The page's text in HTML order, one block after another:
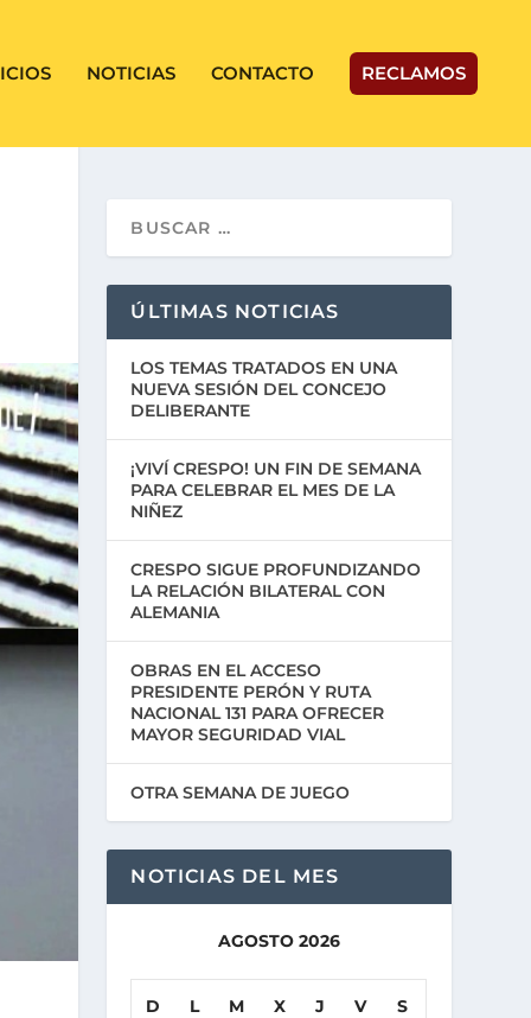
NOTICIAS CONTACTO RECLAMOS
ÚLTIMAS NOTICIAS
LOS TEMAS TRATADOS EN UNA
NUEVA SESIÓN DEL CONCEJO
DELIBERANTE
¡VIVÍ CRESPO! UN FIN DE SEMANA
PARA CELEBRAR EL MES DE LA
NIÑEZ
CRESPO SIGUE PROFUNDIZANDO
LA RELACIÓN BILATERAL CON
ALEMANIA
OBRAS EN EL ACCESO
PRESIDENTE PERÓN Y RUTA
NACIONAL 131 PARA OFRECER
MAYOR SEGURIDAD VIAL
OTRA SEMANA DE JUEGO
NOTICIAS DEL MES
AGOSTO 2026
D L M X J V S